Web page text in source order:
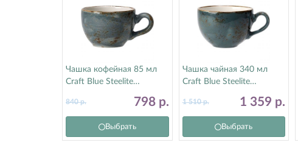
Чашка кофейная 85 мл
Craft Blue Steelite
798 р.
840р.
Выбрать
Чашка чайная 340 мл
Craft Blue Steelite
1 359 р.
1 510р.
Выбрать